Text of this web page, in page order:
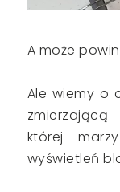
A może
Ale wiemy o
której
wyświetleń